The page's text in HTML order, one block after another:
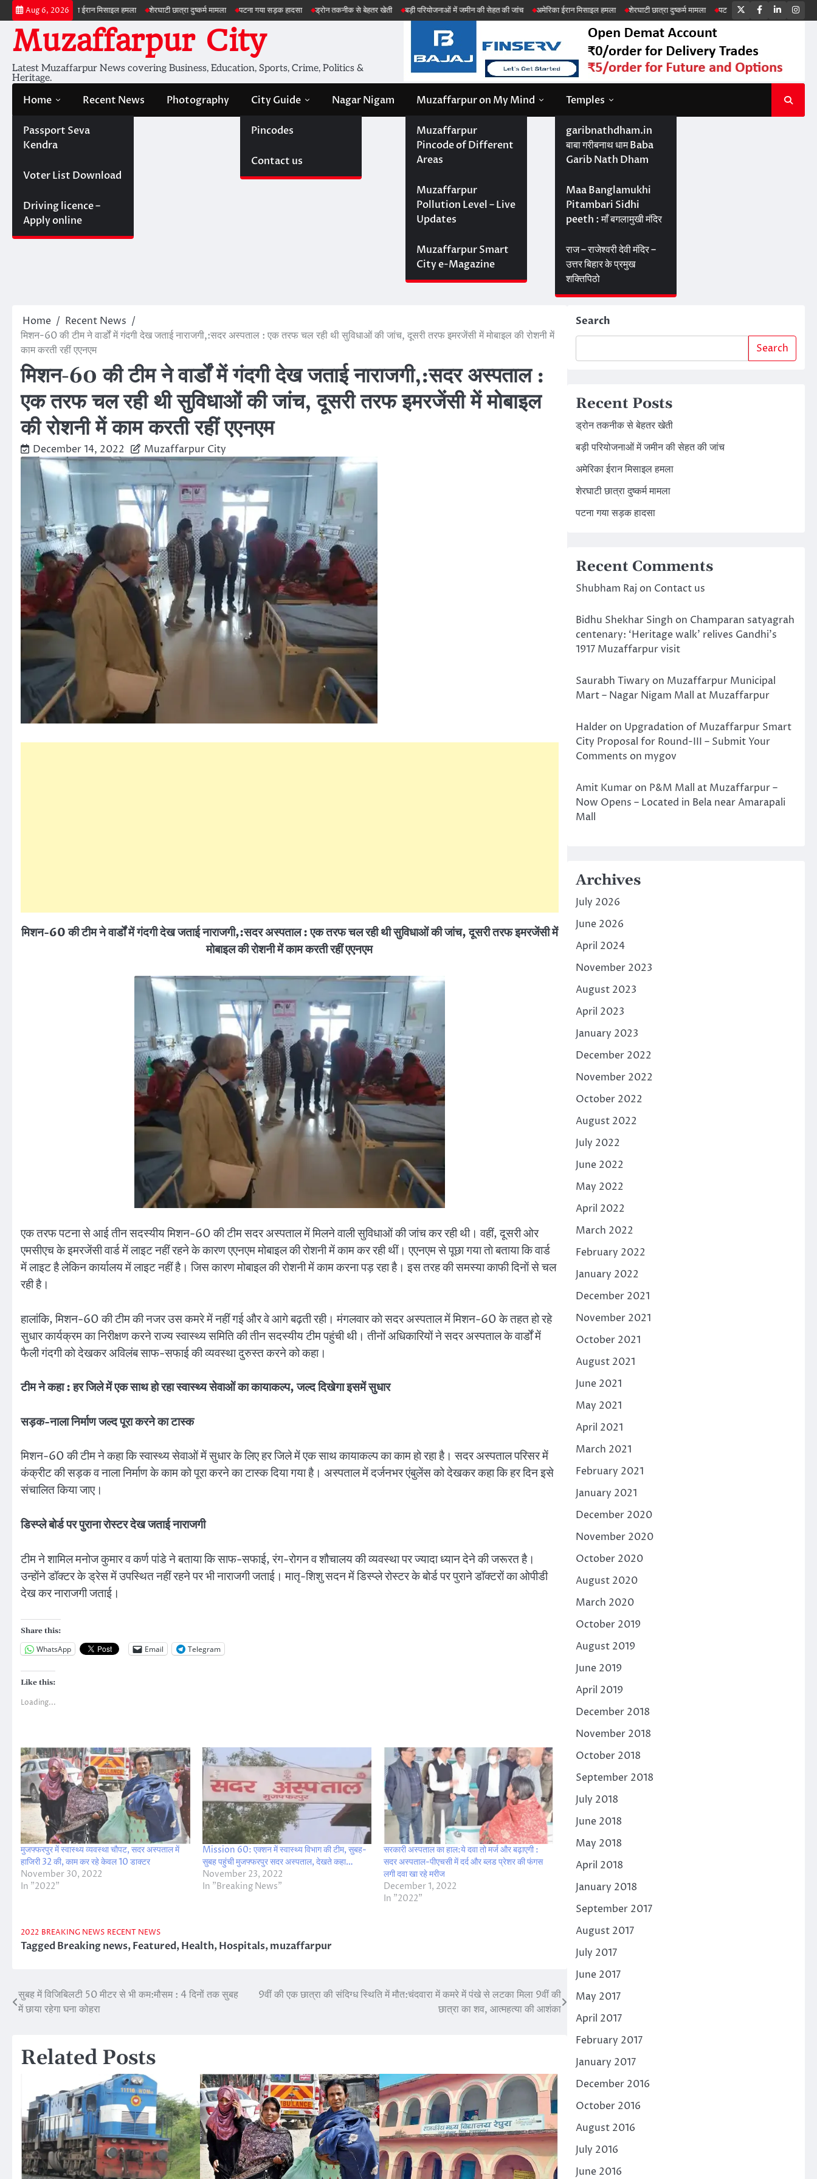
Skip
to
content
Aug 6, 2026
ईरान मिसाइल हमला शेरघाटी छात्रा दुष्कर्म मामला पटना गया सड़क हादसा ड्रोन तकनीक से बेहतर खेती बड़ी परियोजनाओं में जमीन की सेहत की जांच अमेरिका ईरान मिसाइल हमला शेरघाटी छात्रा दुष्कर्म मामला पटना गया सड़क हादसा Twitter
Facebook
LinkedIn
Muzaffarpur City
Latest Muzaffarpur News covering Business, Education, Sports, Crime, Politics &
Heritage.
Home
Passport Seva
Kendra
Voter List Download
Driving licence –
Apply online
Recent News Photography City Guide
Pincodes
Contact us
Nagar Nigam Muzaffarpur on My Mind
Muzaffarpur
Pincode of Different
Areas
Muzaffarpur
Pollution Level – Live
Updates
Muzaffarpur Smart
City e-Magazine
Temples
garibnathdham.in
बाबा गरीबनाथ धाम Baba
Garib Nath Dham
Maa Banglamukhi
Pitambari Sidhi
peeth : माँ बगलामुखी मंदिर
राज – राजेश्वरी देवी मंदिर –
उत्तर बिहार के प्रमुख
शक्तिपिठो
Home
Recent News
मिशन-60 की टीम ने वार्डों में गंदगी देख जताई नाराजगी,:सदर अस्पताल : एक तरफ चल रही थी सुविधाओं की जांच, दूसरी तरफ इमरजेंसी में मोबाइल की रोशनी में
काम करती रहीं एएनएम
मिशन-60 की टीम ने वार्डों में गंदगी देख जताई नाराजगी,:सदर अस्पताल :
एक तरफ चल रही थी सुविधाओं की जांच, दूसरी तरफ इमरजेंसी में मोबाइल
की रोशनी में काम करती रहीं एएनएम
December 14, 2022 Muzaffarpur City
मिशन-60 की टीम ने वार्डों में गंदगी देख जताई नाराजगी,:सदर अस्पताल : एक तरफ चल रही थी सुविधाओं की जांच, दूसरी तरफ इमरजेंसी में
मोबाइल की रोशनी में काम करती रहीं एएनएम
एक तरफ पटना से आई तीन सदस्यीय मिशन-60 की टीम सदर अस्पताल में मिलने वाली सुविधाओं की जांच कर रही थी। वहीं, दूसरी ओर
एमसीएच के इमरजेंसी वार्ड में लाइट नहीं रहने के कारण एएनएम मोबाइल की रोशनी में काम कर रही थीं। एएनएम से पूछा गया ताे बताया कि वार्ड
में लाइट है लेकिन कार्यालय में लाइट नहीं है। जिस कारण मोबाइल की रोशनी में काम करना पड़ रहा है। इस तरह की समस्या काफी दिनाें से चल
रही है।
हालांकि, मिशन-60 की टीम की नजर उस कमरे में नहीं गई और वे आगे बढ़ती रही। मंगलवार काे सदर अस्पताल में मिशन-60 के तहत हो रहे
सुधार कार्यक्रम का निरीक्षण करने राज्य स्वास्थ्य समिति की तीन सदस्यीय टीम पहुंची थी। तीनों अधिकारियों ने सदर अस्पताल के वार्डों में
फैली गंदगी काे देखकर अविलंब साफ-सफाई की व्यवस्था दुरुस्त करने को कहा।
टीम ने कहा : हर जिले में एक साथ हो रहा स्वास्थ्य सेवाओं का कायाकल्प, जल्द दिखेगा इसमें सुधार
सड़क-नाला निर्माण जल्द पूरा करने का टास्क
मिशन-60 की टीम ने कहा कि स्वास्थ्य सेवाओं में सुधार के लिए हर जिले में एक साथ कायाकल्प का काम हो रहा है। सदर अस्पताल परिसर में
कंक्रीट की सड़क व नाला निर्माण के काम को पूरा करने का टास्क दिया गया है। अस्पताल में दर्जनभर एंबुलेंस को देखकर कहा कि हर दिन इसे
संचालित किया जाए।
डिस्प्ले बोर्ड पर पुराना रोस्टर देख जताई नाराजगी
टीम ने शामिल मनोज कुमार व कर्ण पांडे ने बताया कि साफ-सफाई, रंग-रोगन व शौचालय की व्यवस्था पर ज्यादा ध्यान देने की जरूरत है।
उन्हाेंने डॉक्टर के ड्रेस में उपस्थित नहीं रहने पर भी नाराजगी जताई। मातृ-शिशु सदन में डिस्प्ले रोस्टर के बोर्ड पर पुराने डॉक्टरों का ओपीडी
देख कर नाराजगी जताई।
Share this:
WhatsApp Email Telegram
Like this:
Loading...
मुजफ्फरपुर में स्वास्थ्य व्यवस्था चौपट, सदर अस्पताल में
हाजिरी 32 की, काम कर रहे केवल 10 डाक्टर
November 30, 2022
In "2022"
Mission 60: एक्शन में स्वास्थ्य विभाग की टीम, सुबह-
सुबह पहुंची मुजफ्फरपुर सदर अस्पताल, देखते कहा…
November 23, 2022
In "Breaking News"
सरकारी अस्पताल का हाल:ये दवा तो मर्ज और बढ़ाएगी :
सदर अस्पताल-पीएचसी में दर्द और ब्लड प्रेशर की फंगस
लगी दवा खा रहे मरीज
December 1, 2022
In "2022"
2022 BREAKING NEWS RECENT NEWS
TaggedBreaking news,Featured,Health,Hospitals,muzaffarpur
Post
सुबह में विजिबिलटी 50 मीटर से भी कम:मौसम : 4 दिनों तक सुबह
में छाया रहेगा घना कोहरा
9वीं की एक छात्रा की संदिग्ध स्थिति में मौत:चंदवारा में कमरे में पंखे से लटका मिला 9वीं की
छात्रा का शव, आत्महत्या की आशंका
Related Posts
Search
Search
Recent Posts
ड्रोन तकनीक से बेहतर खेती
बड़ी परियोजनाओं में जमीन की सेहत की जांच
अमेरिका ईरान मिसाइल हमला
शेरघाटी छात्रा दुष्कर्म मामला
पटना गया सड़क हादसा
Recent Comments
Shubham Raj on Contact us
Bidhu Shekhar Singh on Champaran satyagrah
centenary: ‘Heritage walk’ relives Gandhi’s
1917 Muzaffarpur visit
Saurabh Tiwary on Muzaffarpur Municipal
Mart – Nagar Nigam Mall at Muzaffarpur
Halderon Upgradation of Muzaffarpur Smart
City Proposal for Round-III – Submit Your
Comments on mygov
Amit Kumaron P&M Mall at Muzaffarpur –
Now Opens – Located in Bela near Amarapali
Mall
Archives
July 2026
June 2026
April 2024
November 2023
August 2023
April 2023
January 2023
December 2022
November 2022
October 2022
August 2022
July 2022
June 2022
May 2022
April 2022
March 2022
February 2022
January 2022
December 2021
November 2021
October 2021
August 2021
June 2021
May 2021
April 2021
March 2021
February 2021
January 2021
December 2020
November 2020
October 2020
August 2020
March 2020
October 2019
August 2019
June 2019
April 2019
December 2018
November 2018
October 2018
September 2018
July 2018
June 2018
May 2018
April 2018
January 2018
September 2017
August 2017
July 2017
June 2017
May 2017
April 2017
February 2017
January 2017
December 2016
October 2016
August 2016
July 2016
June 2016